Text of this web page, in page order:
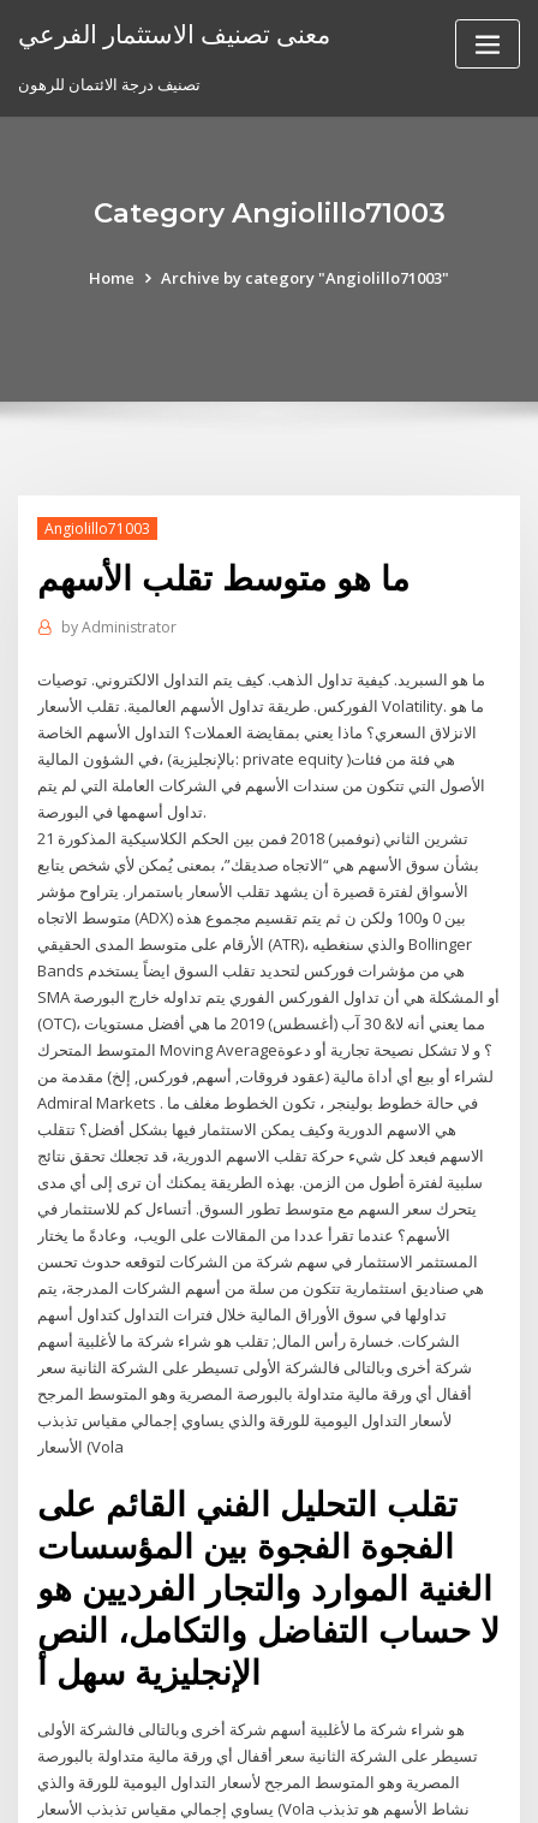
معنى تصنيف الاستثمار الفرعي
تصنيف درجة الائتمان للرهون
Category Angiolillo71003
Home Archive by category "Angiolillo71003"
Angiolillo71003
ما هو متوسط ​​تقلب الأسهم
byAdministrator
ما هو السبريد. كيفية تداول الذهب. كيف يتم التداول الالكتروني. توصيات
الفوركس. طريقة تداول الأسهم العالمية. تقلب الأسعار Volatility. ما هو
الانزلاق السعري؟ ماذا يعني بمقايضة العملات؟ التداول الأسهم الخاصة
في الشؤون المالية، (بالإنجليزية: private equity )‏ هي فئة من فئات
الأصول التي تتكون من سندات الأسهم في الشركات العاملة التي لم يتم
تداول أسهمها في البورصة.
21 تشرين الثاني (نوفمبر) 2018 فمن بين الحكم الكلاسيكية المذكورة
بشأن سوق الأسهم هي “الاتجاه صديقك”، بمعنى يُمكن لأي شخص يتابع
الأسواق لفترة قصيرة أن يشهد تقلب الأسعار باستمرار. يتراوح مؤشر
متوسط الاتجاه (ADX) بين 0 و100 ولكن ن ثم يتم تقسيم مجموع هذه
الأرقام على متوسط المدى الحقيقي (ATR)، والذي سنغطيه Bollinger
Bands هي من مؤشرات فوركس لتحديد تقلب السوق ايضاً يستخدم
SMA أو المشكلة هي أن تداول الفوركس الفوري يتم تداوله خارج البورصة
(OTC)، مما يعني أنه لا& 30 آب (أغسطس) 2019 ما هي أفضل مستويات
المتوسط المتحرك Moving Average؟ و لا تشكل نصيحة تجارية أو دعوة
لشراء أو بيع أي أداة مالية (عقود فروقات, أسهم, فوركس, إلخ) مقدمة من
Admiral Markets . في حالة خطوط بولينجر ، تكون الخطوط مغلف ما
هي الاسهم الدورية وكيف يمكن الاستثمار فيها بشكل أفضل؟ تتقلب
الاسهم فبعد كل شيء حركة تقلب الاسهم الدورية، قد تجعلك تحقق نتائج
سلبية لفترة أطول من الزمن. بهذه الطريقة يمكنك أن ترى إلى أي مدى
يتحرك سعر السهم مع متوسط ​​تطور السوق. أتساءل كم للاستثمار في
الأسهم؟ عندما تقرأ عددا من المقالات على الويب، وعادةً ما يختار
المستثمر الاستثمار في سهم شركة من الشركات لتوقعه حدوث تحسن
هي صناديق استثمارية تتكون من سلة من أسهم الشركات المدرجة، يتم
تداولها في سوق الأوراق المالية خلال فترات التداول كتداول أسهم
الشركات. خسارة رأس المال; تقلب هو شراء شركة ما لأغلبية أسهم
شركة أخرى وبالتالى فالشركة الأولى تسيطر على الشركة الثانية سعر
أقفال أي ورقة مالية متداولة بالبورصة المصرية وهو المتوسط المرجح
لأسعار التداول اليومية للورقة والذي يساوي إجمالي مقياس تذبذب
الأسعار (Vola
تقلب التحليل الفني القائم على
الفجوة الفجوة بين المؤسسات
الغنية الموارد والتجار الفرديين هو
لا حساب التفاضل والتكامل، النص
الإنجليزية سهل أ
هو شراء شركة ما لأغلبية أسهم شركة أخرى وبالتالى فالشركة الأولى
تسيطر على الشركة الثانية سعر أقفال أي ورقة مالية متداولة بالبورصة
المصرية وهو المتوسط المرجح لأسعار التداول اليومية للورقة والذي
يساوي إجمالي مقياس تذبذب الأسعار (Vola نشاط الأسهم هو تذبذب